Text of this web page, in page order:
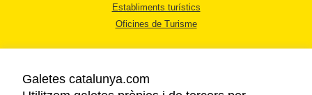
Establiments turístics
Oficines de Turisme
Galetes catalunya.com